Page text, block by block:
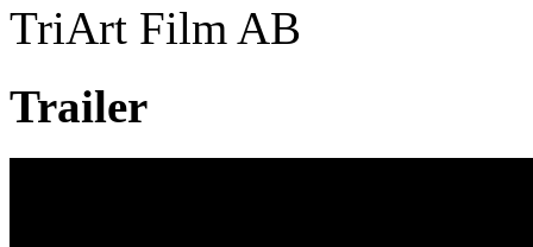
TriArt Film AB
Trailer